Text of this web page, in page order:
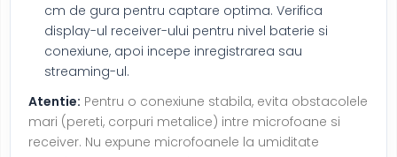
cm de gura pentru captare optima. Verifica
display-ul receiver-ului pentru nivel baterie si
conexiune, apoi incepe inregistrarea sau
streaming-ul.
Atentie: Pentru o conexiune stabila, evita obstacolele
mari (pereti, corpuri metalice) intre microfoane si
receiver. Nu expune microfoanele la umiditate